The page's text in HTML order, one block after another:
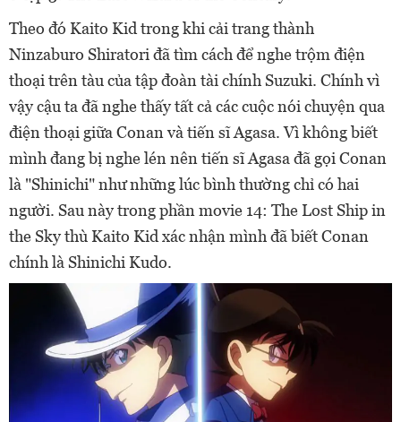
Theo đó Kaito Kid trong khi cải trang thành
Ninzaburo Shiratori đã tìm cách để nghe trộm điện
thoại trên tàu của tập đoàn tài chính Suzuki. Chính vì
vậy cậu ta đã nghe thấy tất cả các cuộc nói chuyện qua
điện thoại giữa Conan và tiến sĩ Agasa. Vì không biết
mình đang bị nghe lén nên tiến sĩ Agasa đã gọi Conan
là "Shinichi" như những lúc bình thường chỉ có hai
người. Sau này trong phần movie 14: The Lost Ship in
the Sky thù Kaito Kid xác nhận mình đã biết Conan
chính là Shinichi Kudo.